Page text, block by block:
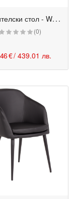
П
осетителски стол - Wait 1S
(0)
€/ 439.01 лв.